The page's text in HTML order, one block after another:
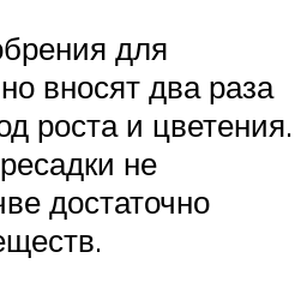
для
вносят два раза
роста и цветения.
не
достаточно